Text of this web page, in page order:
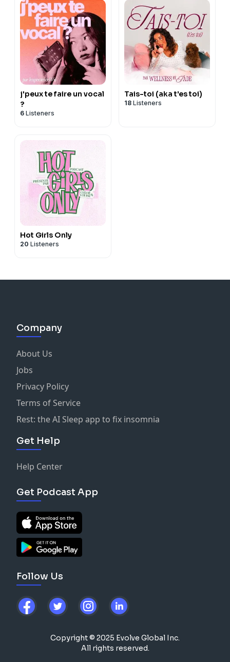
j'peux te faire un vocal
?
6 Listeners
Tais-toi (aka t'es toi)
18 Listeners
Hot Girls Only
20 Listeners
Company
About Us
Jobs
Privacy Policy
Terms of Service
Rest: the AI Sleep app to fix insomnia
Get Help
Help Center
Get Podcast App
Follow Us
Copyright © 2025 Evolve Global Inc.
All rights reserved.